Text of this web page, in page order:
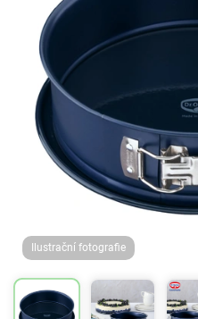
Ilustrační fotografie